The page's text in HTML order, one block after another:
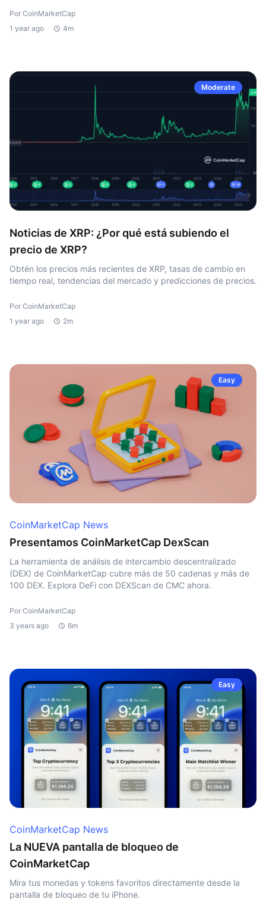
Por CoinMarketCap
1 year ago
4m
Moderate
Noticias de XRP: ¿Por qué está subiendo el
precio de XRP?
Obtén los precios más recientes de XRP, tasas de cambio en
tiempo real, tendencias del mercado y predicciones de precios.
Por CoinMarketCap
1 year ago
2m
Easy
CoinMarketCap News
Presentamos CoinMarketCap DexScan
La herramienta de análisis de intercambio descentralizado
(DEX) de CoinMarketCap cubre más de 50 cadenas y más de
100 DEX. Explora DeFi con DEXScan de CMC ahora.
Por CoinMarketCap
3 years ago
6m
Easy
CoinMarketCap News
La NUEVA pantalla de bloqueo de
CoinMarketCap
Mira tus monedas y tokens favoritos directamente desde la
pantalla de bloqueo de tu iPhone.